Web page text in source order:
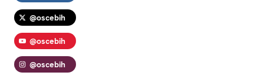
@oscebih
@oscebih
@oscebih